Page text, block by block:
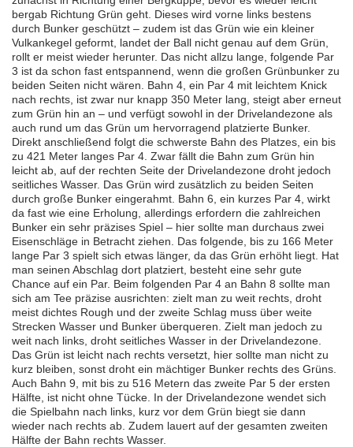
bergab Richtung Grün geht. Dieses wird vorne links bestens
durch Bunker geschützt – zudem ist das Grün wie ein kleiner
Vulkankegel geformt, landet der Ball nicht genau auf dem Grün,
rollt er meist wieder herunter. Das nicht allzu lange, folgende Par
3 ist da schon fast entspannend, wenn die großen Grünbunker zu
beiden Seiten nicht wären. Bahn 4, ein Par 4 mit leichtem Knick
nach rechts, ist zwar nur knapp 350 Meter lang, steigt aber erneut
zum Grün hin an – und verfügt sowohl in der Drivelandezone als
auch rund um das Grün um hervorragend platzierte Bunker.
Direkt anschließend folgt die schwerste Bahn des Platzes, ein bis
zu 421 Meter langes Par 4. Zwar fällt die Bahn zum Grün hin
leicht ab, auf der rechten Seite der Drivelandezone droht jedoch
seitliches Wasser. Das Grün wird zusätzlich zu beiden Seiten
durch große Bunker eingerahmt. Bahn 6, ein kurzes Par 4, wirkt
da fast wie eine Erholung, allerdings erfordern die zahlreichen
Bunker ein sehr präzises Spiel – hier sollte man durchaus zwei
Eisenschläge in Betracht ziehen. Das folgende, bis zu 166 Meter
lange Par 3 spielt sich etwas länger, da das Grün erhöht liegt. Hat
man seinen Abschlag dort platziert, besteht eine sehr gute
Chance auf ein Par. Beim folgenden Par 4 an Bahn 8 sollte man
sich am Tee präzise ausrichten: zielt man zu weit rechts, droht
meist dichtes Rough und der zweite Schlag muss über weite
Strecken Wasser und Bunker überqueren. Zielt man jedoch zu
weit nach links, droht seitliches Wasser in der Drivelandezone.
Das Grün ist leicht nach rechts versetzt, hier sollte man nicht zu
kurz bleiben, sonst droht ein mächtiger Bunker rechts des Grüns.
Auch Bahn 9, mit bis zu 516 Metern das zweite Par 5 der ersten
Hälfte, ist nicht ohne Tücke. In der Drivelandezone wendet sich
die Spielbahn nach links, kurz vor dem Grün biegt sie dann
wieder nach rechts ab. Zudem lauert auf der gesamten zweiten
Hälfte der Bahn rechts Wasser.